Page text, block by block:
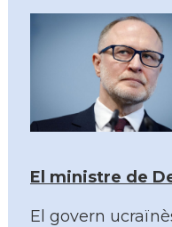
El ministre de
El govern